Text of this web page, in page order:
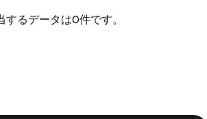
するデータは0件です。